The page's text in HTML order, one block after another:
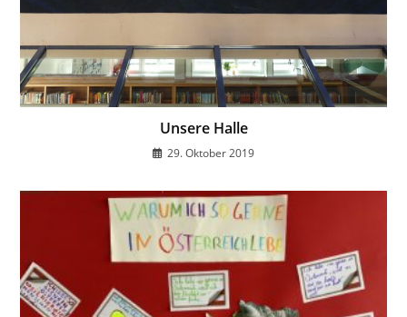
Unsere Halle
29. Oktober 2019